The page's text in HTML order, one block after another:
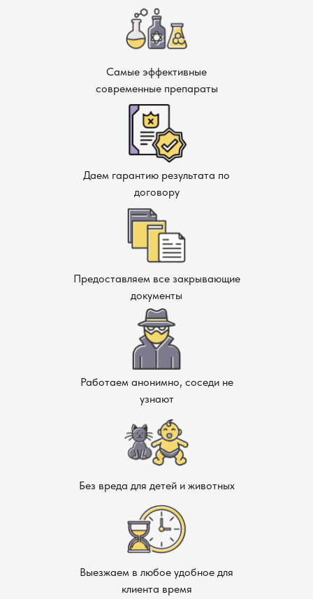
(эффективно только как вспомогательные методы).
Профессиональные инсектициды с
микрокапсулированной формой.
Почему муравьи возвращаются и как этого
Если не уничтожить все гнёзда и источник колонии,
муравьи способны вернуться через несколько недель.
Важно не только обработать основные скопления, но и
устранить причины, которые их привлекают:
Удалить остатки пищи и мусора.
Регулярно проверять влажные места и источники
Устранять тлю на растениях — это дополнительный
Закрывать все возможные входы в дом.
Профессиональная услуга по уничтожению муравьев в
Химках позволяет избавиться от насекомых эффективно и
безопасно. Грамотно подобранные методы борьбы,
современные средства и контроль над всеми этапами
обеспечивают результат даже в самых сложных случаях.
При обнаружении муравейника или скопления муравьев
это лучший способ избавиться от проблемы и
предотвратить повторное появление насекомых.
Самые эффективные
современные препараты
Даем гарантию результата по
договору
Предоставляем все закрывающие
документы
Работаем анонимно, соседи не
узнают
Без вреда для детей и животных
Выезжаем в любое удобное для
клиента время